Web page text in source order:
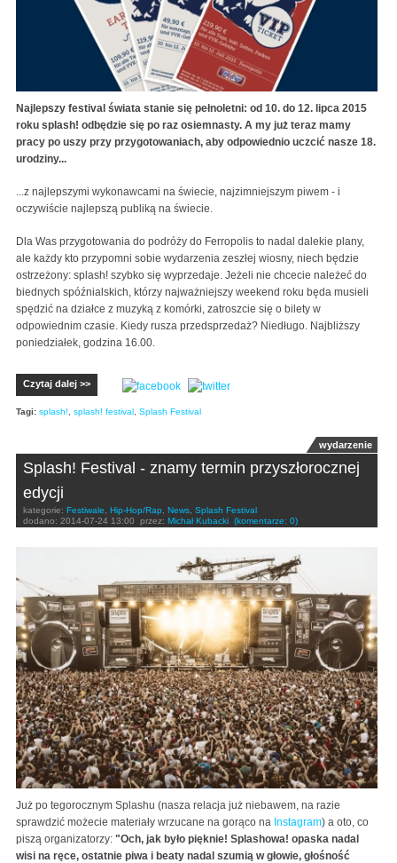
Najlepszy festival świata stanie się pełnoletni: od 10. do 12. lipca 2015
roku splash! odbędzie się po raz osiemnasty. A my już teraz mamy
pracy po uszy przy przygotowaniach, aby odpowiednio uczcić nasze 18.
urodziny...
...z najlepszymi wykonawcami na świecie, najzimniejszym piwem - i
oczywiście najlepszą publiką na świecie.
Dla Was przygotowania do podróży do Ferropolis to nadal dalekie plany,
ale każdy kto przypomni sobie wydarzenia zeszłej wiosny, niech będzie
ostrzeżony: splash! szybko się wyprzedaje. Jeżeli nie chcecie należeć do
biednych spóźnialskich, którzy najważniejszy weekend roku będa musieli
spędzić na działce z muzyką z komórki, zatroszcie się o bilety w
odpowiednim czasie. Kiedy rusza przedsprzedaż? Niedługo. Najbliższy
poniedziałek, godzina 16.00.
Czytaj dalej >>
Tagi: splash!, splash! festival, Splash Festival
wydarzenie
Splash! Festival - znamy termin przyszłorocznej
edycji
kategorie: Festiwale, Hip-Hop/Rap, News, Splash Festival
dodano: 2014-07-24 13:00 przez: Michał Kubacki (komentarze: 0)
Już po tegorocznym Splashu (nasza relacja już niebawem, na razie
sprawdzić możecie materiały wrzucane na gorąco na Instagram) a oto, co
piszą organizatorzy: "Och, jak było pięknie! Splashowa! opaska nadal
wisi na ręce, ostatnie piwa i beaty nadal szumią w głowie, głośność